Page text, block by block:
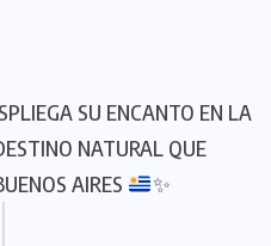
SU ENCANTO EN LA
NATURAL QUE
AIRES
✨